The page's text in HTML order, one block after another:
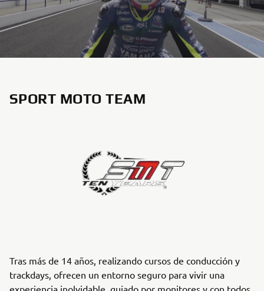
SPORT MOTO TEAM
Tras más de 14 años, realizando cursos de conducción y
trackdays, ofrecen un entorno seguro para vivir una
experiencia inolvidable, guiado por monitores y con todos